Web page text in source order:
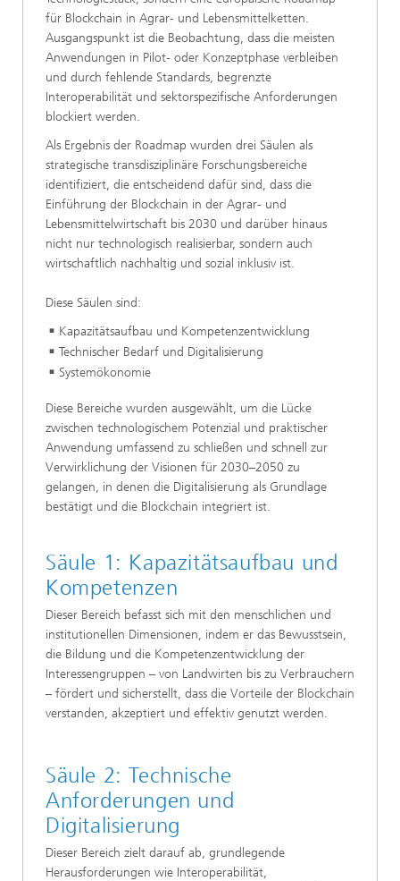
für Blockchain in Agrar- und Lebensmittelketten.
Ausgangspunkt ist die Beobachtung, dass die meisten
Anwendungen in Pilot- oder Konzeptphase verbleiben
und durch fehlende Standards, begrenzte
Interoperabilität und sektor­spezifische Anforderungen
blockiert werden.
Als Ergebnis der Roadmap wurden drei Säulen als
strategische transdisziplinäre Forschungsbereiche
identifiziert, die entscheidend dafür sind, dass die
Einführung der Blockchain in der Agrar- und
Lebensmittelwirtschaft bis 2030 und darüber hinaus
nicht nur technologisch realisierbar, sondern auch
wirtschaftlich nachhaltig und sozial inklusiv ist.
Diese Säulen sind:
Kapazitätsaufbau und Kompetenzentwicklung
Technischer Bedarf und Digitalisierung
Systemökonomie
Diese Bereiche wurden ausgewählt, um die Lücke
zwischen technologischem Potenzial und praktischer
Anwendung umfassend zu schließen und schnell zur
Verwirklichung der Visionen für 2030–2050 zu
gelangen, in denen die Digitalisierung als Grundlage
bestätigt und die Blockchain integriert ist.
Säule 1: Kapazitätsaufbau und
Kompetenzen
Dieser Bereich befasst sich mit den menschlichen und
institutionellen Dimensionen, indem er das Bewusstsein,
die Bildung und die Kompetenzentwicklung der
Interessengruppen – von Landwirten bis zu Verbrauchern
– fördert und sicherstellt, dass die Vorteile der Blockchain
verstanden, akzeptiert und effektiv genutzt werden.
Säule 2: Technische
Anforderungen und
Digitalisierung
Dieser Bereich zielt darauf ab, grundlegende
Herausforderungen wie Interoperabilität,